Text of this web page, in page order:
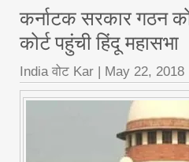
कर्नाटक सरकार गठन
कोर्ट पहुंची हिंदू महासभा
India वोट Kar May 22, 2018